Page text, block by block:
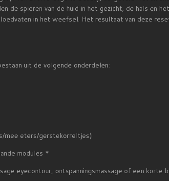
de spieren van de huid in het gezicht, de hals en
in het weefsel. Het resultaat van deze
uit de volgende onderdelen:
mee eters/gerstekorreltjes)
modules *
eyecontour, ontspanningsmassage of een korte